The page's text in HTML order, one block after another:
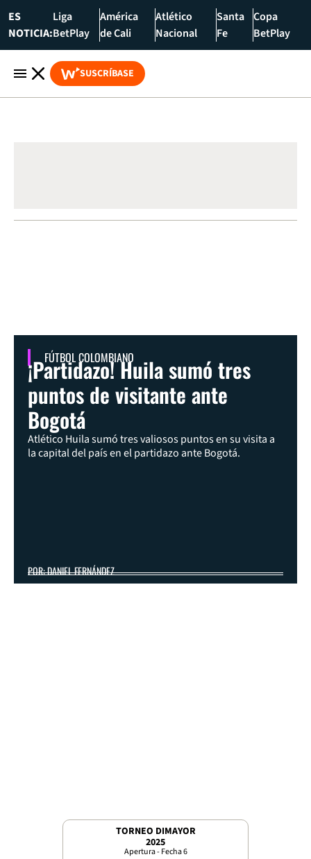
ES
NOTICIA:
Liga
BetPlay
América
de Cali
Atlético
Nacional
Santa
Fe
Copa
BetPlay
SUSCRÍBASE
FÚTBOL COLOMBIANO
¡Partidazo! Huila sumó tres
puntos de visitante ante
Bogotá
Atlético Huila sumó tres valiosos puntos en su visita a
la capital del país en el partidazo ante Bogotá.
POR: DANIEL FERNÁNDEZ
TORNEO DIMAYOR
2025
Apertura - Fecha 6